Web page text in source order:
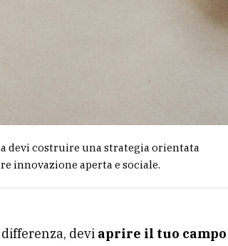
devi costruire una strategia orientata
innovazione aperta e sociale.
devi aprire il tuo